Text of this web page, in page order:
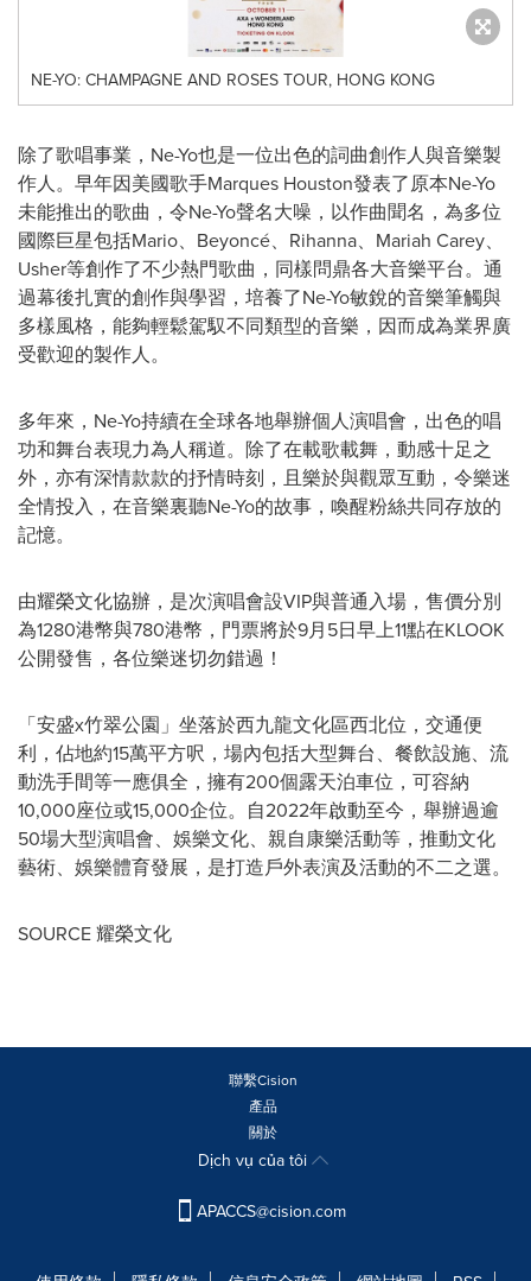
NE-YO: CHAMPAGNE AND ROSES TOUR, HONG KONG
除了歌唱事業，Ne-Yo也是一位出色的詞曲創作人與音樂製
作人。早年因美國歌手Marques Houston發表了原本Ne-Yo
未能推出的歌曲，令Ne-Yo聲名大噪，以作曲聞名，為多位
國際巨星包括Mario、Beyoncé、Rihanna、Mariah Carey、
Usher等創作了不少熱門歌曲，同樣問鼎各大音樂平台。通
過幕後扎實的創作與學習，培養了Ne-Yo敏銳的音樂筆觸與
多樣風格，能夠輕鬆駕馭不同類型的音樂，因而成為業界廣
受歡迎的製作人。
多年來，Ne-Yo持續在全球各地舉辦個人演唱會，出色的唱
功和舞台表現力為人稱道。除了在載歌載舞，動感十足之
外，亦有深情款款的抒情時刻，且樂於與觀眾互動，令樂迷
全情投入，在音樂裏聽Ne-Yo的故事，喚醒粉絲共同存放的
記憶。
由耀榮文化協辦， 是次演唱會設VIP與普通入場，售價分別
為1280港幣與780港幣，門票將於9月5日早上11點在KLOOK
公開發售，各位樂迷切勿錯過！
「安盛x竹翠公園」坐落於西九龍文化區西北位，交通便
利，佔地約15萬平方呎，場內包括大型舞台、餐飲設施、流
動洗手間等一應俱全，擁有200個露天泊車位，可容納
10,000座位或15,000企位。自2022年啟動至今，舉辦過逾
50場大型演唱會、娛樂文化、親自康樂活動等，推動文化
藝術、娛樂體育發展，是打造戶外表演及活動的不二之選。
SOURCE 耀榮文化
聯繫Cision
產品
關於
Dịch vụ của tôi
APACCS@cision.com